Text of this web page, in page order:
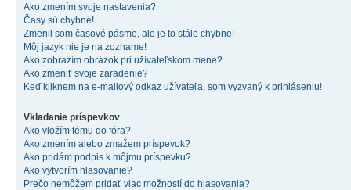
Ako zmením svoje nastavenia?
Časy sú chybné!
Zmenil som časové pásmo, ale je to stále chybne!
Môj jazyk nie je na zozname!
Ako zobrazím obrázok pri užívateľskom mene?
Ako zmeniť svoje zaradenie?
Keď kliknem na e-mailový odkaz užívateľa, som vyzvaný k prihláseniu!
Vkladanie príspevkov
Ako vložím tému do fóra?
Ako zmením alebo zmažem príspevok?
Ako pridám podpis k môjmu príspevku?
Ako vytvorím hlasovanie?
Prečo nemôžem pridať viac možností do hlasovania?